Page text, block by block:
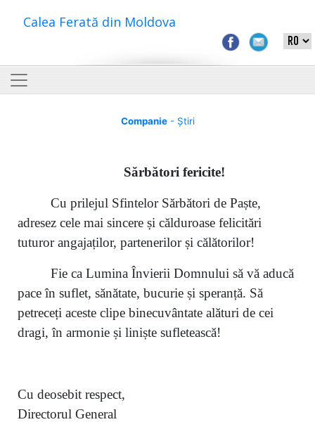
Calea Ferată din Moldova
Companie- Știri
Sărbători fericite!
Cu prilejul Sfintelor Sărbători de Paște,
adresez cele mai sincere și călduroase felicitări
tuturor angajaților, partenerilor și călătorilor!
Fie ca Lumina Învierii Domnului să vă aducă
pace în suflet, sănătate, bucurie și speranță. Să
petreceți aceste clipe binecuvântate alături de cei
dragi, în armonie și liniște sufletească!
Cu deosebit respect,
Directorul General